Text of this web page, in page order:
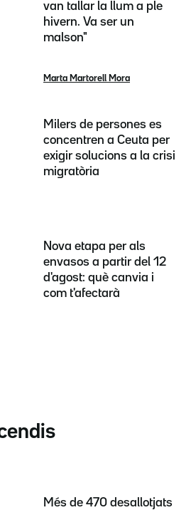
van tallar la llum a ple
hivern. Va ser un
malson"
Marta Martorell Mora
Milers de persones es
concentren a Ceuta per
exigir solucions a la crisi
migratòria
Nova etapa per als
envasos a partir del 12
d'agost: què canvia i
com t'afectarà
Més de 470 desallotjats